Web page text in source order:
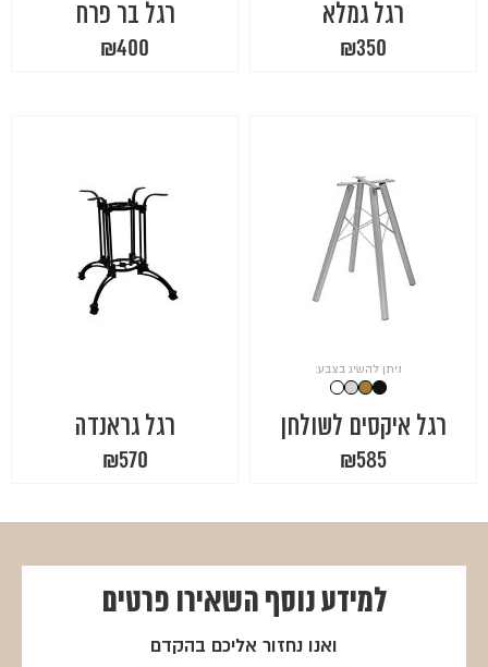
רגל גמלא
₪350
רגל בר פרח
₪400
ניתן להשיג בצבע:
רגל איקסים לשולחן
₪585
רגל גראנדה
₪570
למידע נוסף השאירו פרטים
ואנו נחזור אליכם בהקדם